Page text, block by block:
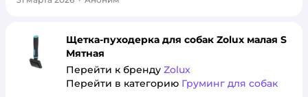
Щетка-пуходерка для собак Zolux малая S
Мятная
Перейти к бренду Zolux
Перейти в категорию Груминг для собак